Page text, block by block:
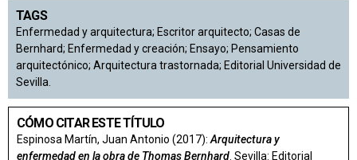
TAGS
Enfermedad y arquitectura; Escritor arquitecto; Casas de
Bernhard; Enfermedad y creación; Ensayo; Pensamiento
arquitectónico; Arquitectura trastornada; Editorial Universidad de
Sevilla.
CÓMO CITAR ESTE TÍTULO
Espinosa Martín, Juan Antonio (2017): Arquitectura y
enfermedad en la obra de Thomas Bernhard . Sevilla: Editorial